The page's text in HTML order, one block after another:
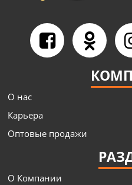
О нас
Карьера
Оптовые продажи
О Компании